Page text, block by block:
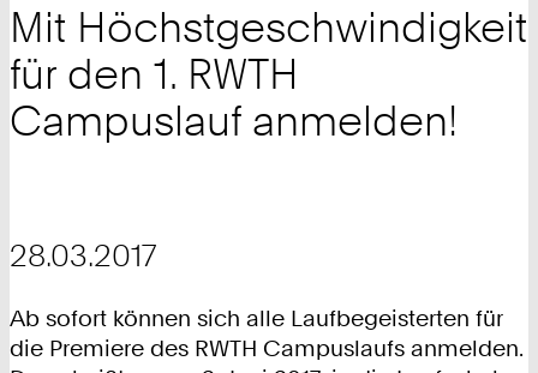
Mit Höchstgeschwindigkeit
für den 1. RWTH
Campuslauf anmelden!
28.03.2017
Ab sofort können sich alle Laufbegeisterten für
die Premiere des RWTH Campuslaufs anmelden.